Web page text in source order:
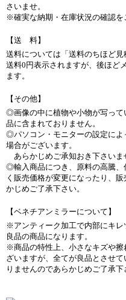
さいませ。
※確実な納期・在庫状況の確認を
【送 料】
送料については「送料のちほど
送料0円表示されますが、後ほど
ます。
【その他】
◎画像の中に植物や小物が写って
品に含まれておりません。
◎パソコン・モニターの設定によ
場合がございます。
あらかじめご承知おき下さいま
◎輸入商品につき、原料の高騰、
く販売価格が変更になったり、
かじめご了承下さい。
【ベネチアンミラーについて】
※アンティーク加工で内部にキレ
良品の商品になります。
※商品の特性上、小さなキズや
ざいますが、全てが良品とさせ
りませんのであらかじめご了承下